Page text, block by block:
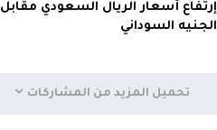
إرتفاع أسعار الريال السعودي مقابل
الجنيه السوداني
تحميل المزيد من المشاركات